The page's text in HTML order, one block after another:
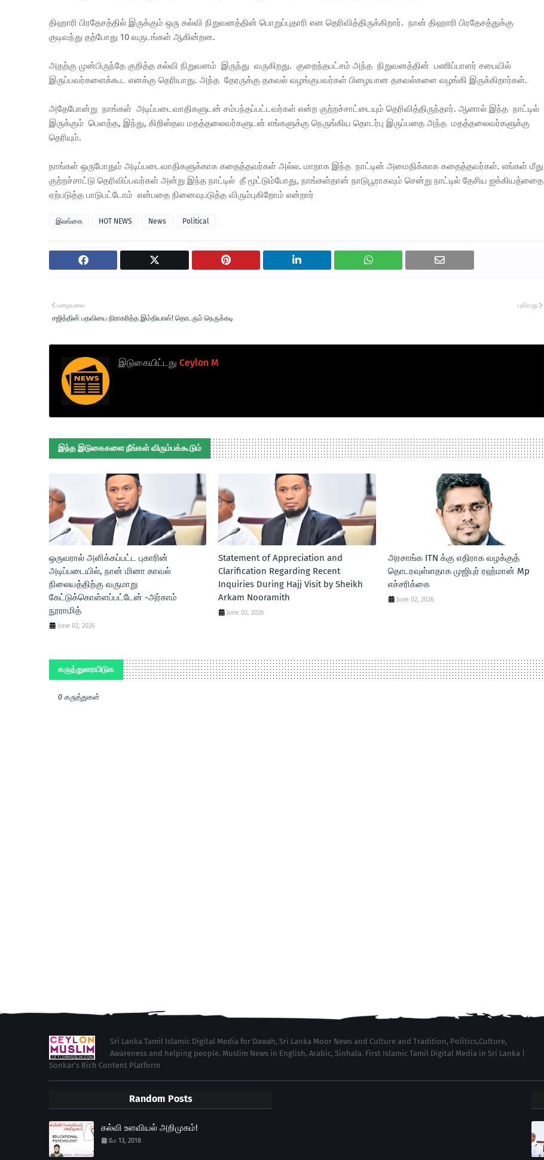
திஹாரி பிரதேசத்தில் இருக்கும் ஒரு கல்வி நிறுவனத்தின் பொறுப்புதாரி என தெரிவித்திருக்கிறார். நான் திஹாரி பிரதேசத்துக்கு
குடிவந்து தற்போது 10 வருடங்கள் ஆகின்றன.
அதற்கு முன்பிருந்தே குறித்த கல்வி நிறுவனம் இருந்து வருகிறது. குறைந்தபட்சம் அந்த நிறுவனத்தின் பணிப்பாளர் சபையில்
இருப்பவர்களைக்கூட எனக்கு தெரியாது. அந்த தேரருக்கு தகவல் வழங்குபவர்கள் பிழையான தகவல்களை வழங்கி இருக்கிறார்கள்.
அதேபோன்று நாங்கள் அடிப்படைவாதிகளுடன் சம்பந்தப்பட்டவர்கள் என்ற குற்றச்சாட்டையும் தெரிவித்திருந்தார். ஆனால் இந்த நாட்டில்
இருக்கும் பெளத்த, இந்து, கிறிஸ்தவ மதத்தலைவர்களுடன் எங்களுக்கு நெருங்கிய தொடர்பு இருப்பதை அந்த மதத்தலைவர்களுக்கு
தெரியும்.
நாங்கள் ஒருபோதும் அடிப்படைவாதிகளுக்காக கதைத்தவர்கள் அல்ல. மாறாக இந்த நாட்டின் அமைதிக்காக கதைத்தவர்கள். எங்கள் மீது
குற்றச்சாட்டு தெரிவிப்பவர்கள் அன்று இந்த நாட்டில் தீ மூட்டும்போது, நாங்கள்தான் நாடுபூராகவும் சென்று நாட்டில் தேசிய ஐக்கியத்தைை
ஏற்படுத்த பாடுபட்டோம் என்பதை நினைவுபடுத்த விரும்புகிறோம் என்றார்
இலங்கை HOT NEWS News Political
புதியது
பழையவை
சஜித்தின் பதவியை நிராகரித்த இம்தியாஸ்! தொடரும் நெருக்கடி
இடுகையிட்டது Ceylon M
இந்த இடுகைகளை நீங்கள் விரும்பக்கூடும்
ஒருவரால் அளிக்கப்பட்ட புகாரின்
அடிப்படையில், நான் மினா காவல்
நிலையத்திற்கு வருமாறு
கேட்டுக்கொள்ளப்பட்டேன் -அர்காம்
நூராமித்
June 02, 2026
Statement of Appreciation and
Clarification Regarding Recent
Inquiries During Hajj Visit by Sheikh
Arkam Nooramith
June 02, 2026
அரசாங்க ITN க்கு எதிராக வழக்குத்
தொடரவுள்ளதாக முஜிபுர் ரஹ்மான் Mp
எச்சரிக்கை
June 02, 2026
கருத்துரையிடுக
0 கருத்துகள்
Sri Lanka Tamil Islamic Digital Media for Dawah, Sri Lanka Moor News and Culture and Tradition, Politics,Culture,
Awareness and helping people. Muslim News in English, Arabic, Sinhala. First Islamic Tamil Digital Media in Sri Lanka |
Sonkar's Rich Content Platform
Random Posts
கல்வி உளவியல் அறிமுகம்!
மே 13, 2018